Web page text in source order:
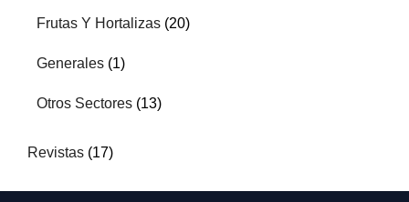
Frutas Y Hortalizas (20)
Generales (1)
Otros Sectores (13)
Revistas (17)